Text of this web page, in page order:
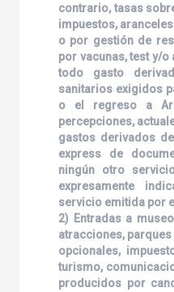
contrario, tasas
impuestos,
o por gestión de
por vacunas, test y/
todo gasto
sanitarios exigidos
o el regreso a
percepciones,
gastos derivados
express de
ningún otro
expresamente
servicio emitida por
2) Entradas a
atracciones,
opcionales,
turismo,
producidos por